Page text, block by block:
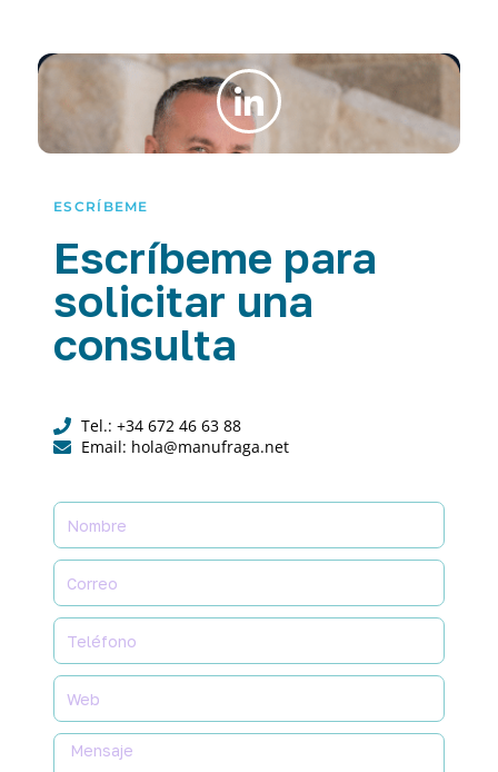
ESCRÍBEME
Escríbeme para
solicitar una
consulta
Tel.: +34 672 46 63 88
Email: hola@manufraga.net